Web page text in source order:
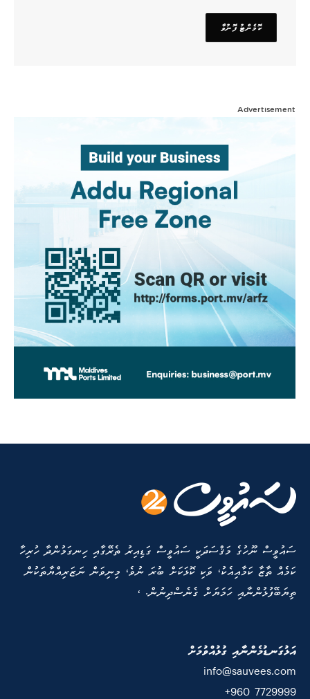
Advertisement
ސައުވީސް ނޫހުގެ މަޤްސަދަކީ ސައުވީސް ގަޑިއިރު ތެރޭގާއި ހިނގަމުންދާ ހުރިހާ
ކަމެއް ތާޒާ ކަމާއިއެކު، ވަކި ކޮޅަކަށް ބުރަ ނުވެ، މިނިވަން ނަޒަރިއްޔާތަކުން
ތިޔަބޭފުޅުންނާއި ހަމަޔަށް ގެނެސްދިނުން. ،
އަޅުގަނޑުމެންނާއި ގުޅުއްވުމަށް
info@sauvees.com
7729999 960+